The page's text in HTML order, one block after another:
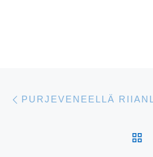
Artikkelien
PURJEVENEELLÄ